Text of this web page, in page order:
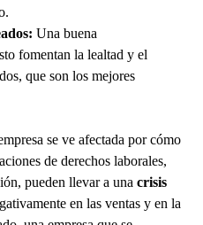
Una buena
fomentan la lealtad y el
que son los mejores
se ve afectada por cómo
de derechos laborales,
pueden llevar a una crisis
en las ventas y en la